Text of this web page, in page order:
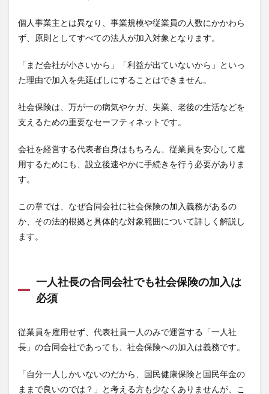
個人事業主とは異なり、事業規模や従業員の人数にかかわら
ず、原則としてすべての法人が加入対象となります。
「まだ会社が小さいから」「利益が出ていないから」といっ
た理由で加入を先延ばしにすることはできません。
社会保険は、万が一の病気やケガ、失業、老後の生活などを
支えるための重要なセーフティネットです。
会社を経営する代表者自身はもちろん、従業員を安心して雇
用するためにも、設立後速やかに手続きを行う必要がありま
す。
この章では、なぜ合同会社に社会保険の加入義務があるの
か、その法的根拠と具体的な対象範囲について詳しく解説し
ます。
一人社長の合同会社でも社会保険の加入は
必須
従業員を雇用せず、代表社員一人のみで運営する「一人社
長」の合同会社であっても、社会保険への加入は義務です。
「自分一人しかいないのだから、国民健康保険と国民年金の
ままで良いのでは？」と考える方も少なくありませんが、こ